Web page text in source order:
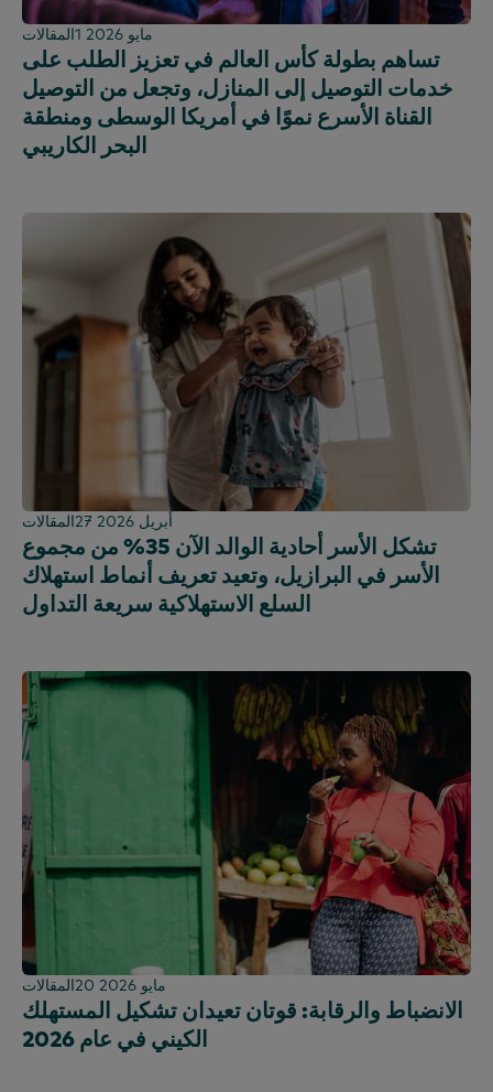
المقالات 1 مايو 2026
تساهم بطولة كأس العالم في تعزيز الطلب على
خدمات التوصيل إلى المنازل، وتجعل من التوصيل
القناة الأسرع نموًا في أمريكا الوسطى ومنطقة
البحر الكاريبي
المقالات 27 أبريل 2026
تشكل الأسر أحادية الوالد الآن 35% من مجموع
الأسر في البرازيل، وتعيد تعريف أنماط استهلاك
السلع الاستهلاكية سريعة التداول
المقالات 20 مايو 2026
الانضباط والرقابة: قوتان تعيدان تشكيل المستهلك
الكيني في عام 2026